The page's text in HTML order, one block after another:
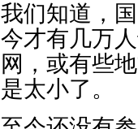
我们知道，
今才有几万
网，或有些
是太小了。